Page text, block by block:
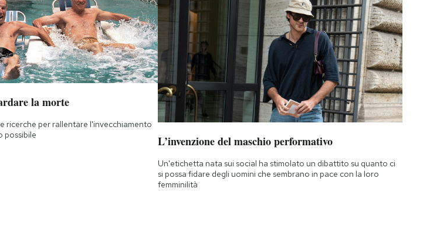
la morte
ricerche per rallentare l'invecchiamento
possibile
L’invenzione del maschio performativo
Un'etichetta nata sui social ha stimolato un dibattito su quanto ci
si possa fidare degli uomini che sembrano in pace con la loro
femminilità